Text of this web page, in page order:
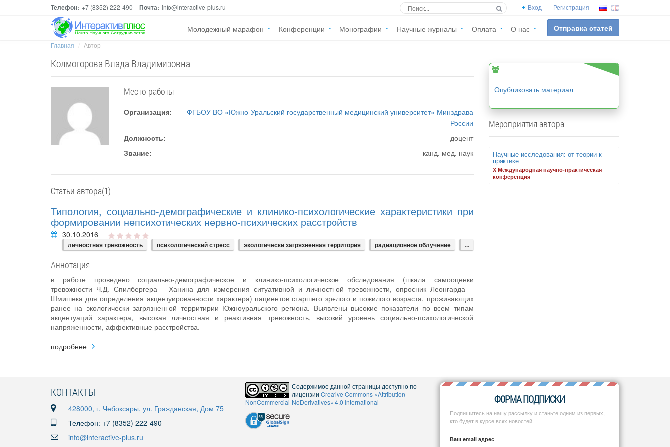
Телефон: +7 (8352) 222-490 Почта: info@interactive-plus.ru Вход Регистрация
Молодежный марафон Конференции Монографии Научные журналы Оплата О нас Отправка статей
Главная Автор
Колмогорова Влада Владимировна
Место работы
Организация:
ФГБОУ ВО «Южно-Уральский государственный медицинский университет» Минздрава
России
Должность:
доцент
Звание:
канд. мед. наук
Статьи автора(1)
Типология, социально-демографические и клинико-психологические характеристики при
формировании непсихотических нервно-психических расстройств
30.10.2016
личностная тревожность психологический стресс экологически загрязненная территория радиационное облучение ...
Аннотация
в работе проведено социально-демографическое и клинико-психологическое обследования (шкала самооценки
тревожности Ч.Д. Спилбергера – Ханина для измерения ситуативной и личностной тревожности, опросник Леонгарда –
Шмишека для определения акцентуированности характера) пациентов старшего зрелого и пожилого возраста, проживающих
ранее на экологически загрязненной территирии Южноуральского региона. Выявлены высокие показатели по всем типам
акцентуаций характера, высокая личностная и реактивная тревожность, высокий уровень социально-психологической
напряженности, аффективные расстройства.
подробнее
Опубликовать материал
Мероприятия автора
Научные исследования: от теории к
практике
X Международная научно-практическая
конференция
КОНТАКТЫ
428000, г. Чебоксары, ул. Гражданская, Дом 75
Телефон: +7 (8352) 222-490
info@interactive-plus.ru
Содержимое данной страницы доступно по
лицензии Creative Commons «Attribution-
NonCommercial-NoDerivatives» 4.0 International
ФОРМА ПОДПИСКИ
Подпишитесь на нашу рассылку и станьте одним из первых,
кто будет в курсе всех новостей!
Ваш email адрес